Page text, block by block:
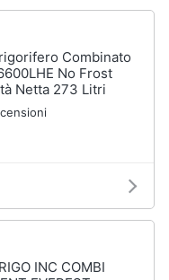
Combinato
No Frost
Netta 273 Litri
INC COMBI